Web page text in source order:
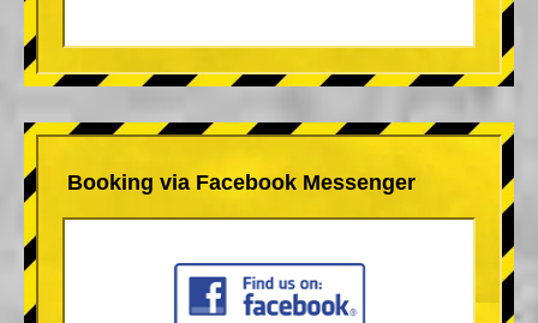
Booking via Facebook Messenger